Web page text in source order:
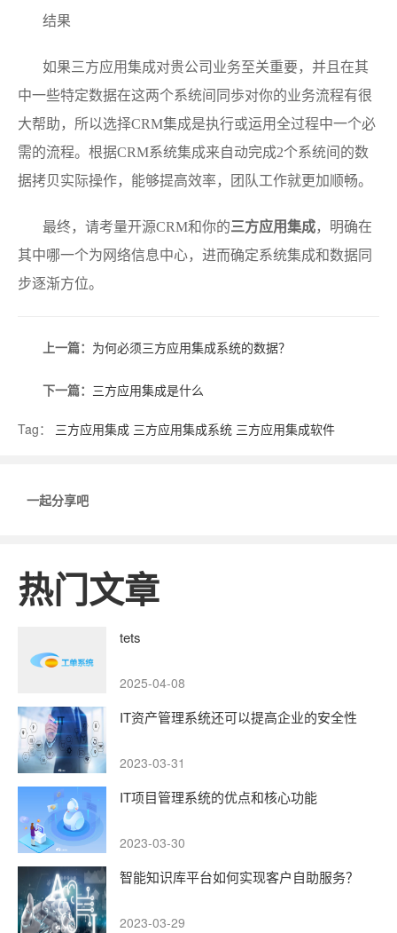
结果
如果三方应用集成对贵公司业务至关重要，并且在其
中一些特定数据在这两个系统间同歩对你的业务流程有很
大帮助，所以选择CRM集成是执行或运用全过程中一个必
需的流程。根据CRM系统集成来自动完成2个系统间的数
据拷贝实际操作，能够提高效率，团队工作就更加顺畅。
最终，请考量开源CRM和你的三方应用集成，明确在
其中哪一个为网络信息中心，进而确定系统集成和数据同
步逐渐方位。
上一篇： 为何必须三方应用集成系统的数据？
下一篇： 三方应用集成是什么
Tag： 三方应用集成 三方应用集成系统 三方应用集成软件
一起分享吧
热门文章
tets
2025-04-08
IT资产管理系统还可以提高企业的安全性
2023-03-31
IT项目管理系统的优点和核心功能
2023-03-30
智能知识库平台如何实现客户自助服务？
2023-03-29